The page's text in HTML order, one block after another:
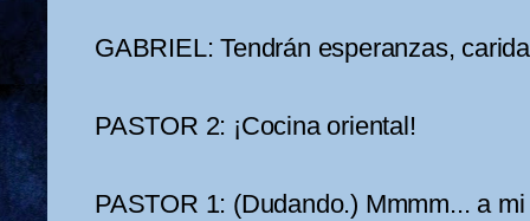
GABRIEL: Tendrán esperanzas,
PASTOR 2: ¡Cocina oriental!
PASTOR 1: (Dudando.) Mmmm... a